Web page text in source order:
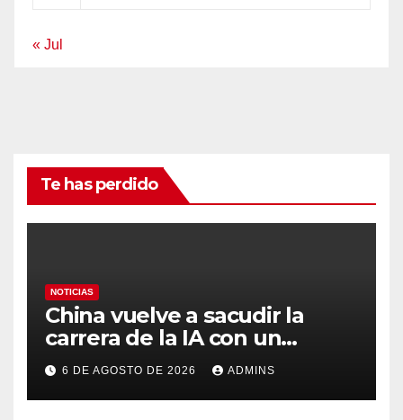
« Jul
Te has perdido
NOTICIAS
China vuelve a sacudir la
carrera de la IA con un
modelo capaz de trabajar
durante días sin intervención
humana
6 DE AGOSTO DE 2026 ADMINS